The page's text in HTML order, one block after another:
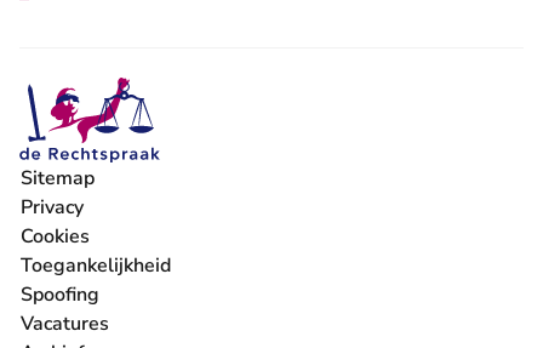
Sitemap
Privacy
Cookies
Toegankelijkheid
Spoofing
Vacatures
- U verlaat Rechtspraak.nl